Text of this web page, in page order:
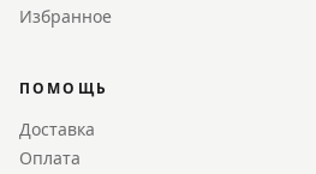
Избранное
ПОМОЩЬ
Доставка
Оплата